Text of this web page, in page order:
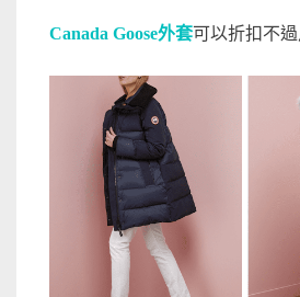
Canada Goose外套可以折扣不